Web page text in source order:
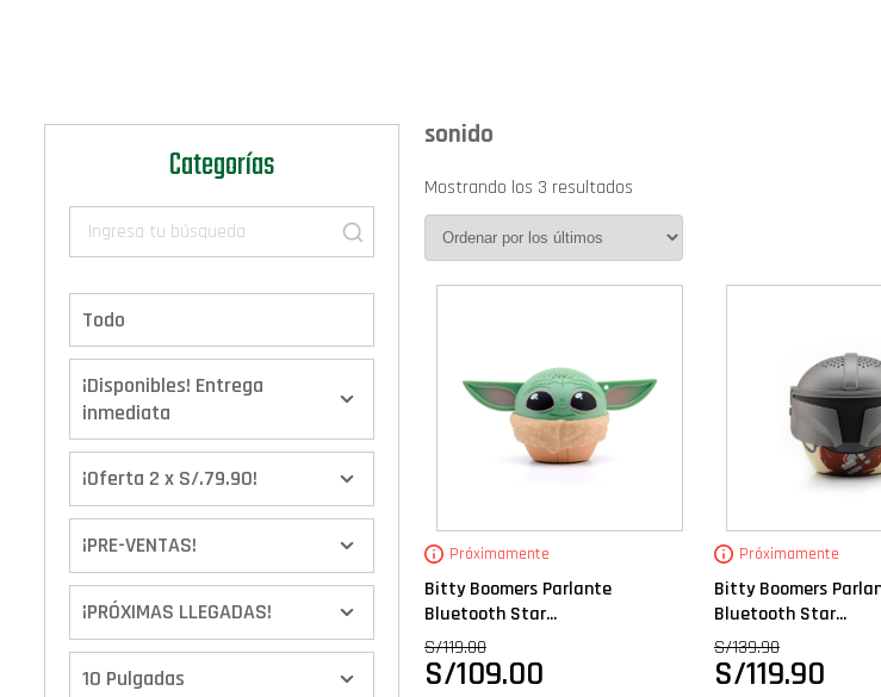
Categorías
Todo
¡Disponibles! Entrega
inmediata
¡Oferta 2 x S/.79.90!
¡PRE-VENTAS!
¡PRÓXIMAS LLEGADAS!
10 Pulgadas
sonido
Mostrando los 3 resultados
Próximamente
Bitty Boomers Parlante
Bluetooth Star...
S/119.00
S/109.00
Próximamente
Bitty Boomers
Bluetooth Star...
S/139.90
S/119.90